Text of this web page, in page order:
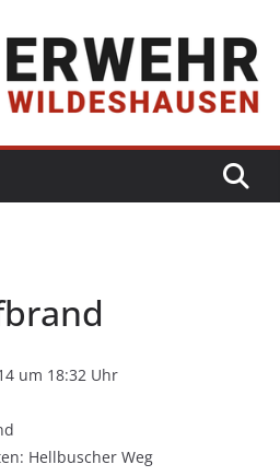
um 18:32 Uhr
Hellbuscher Weg